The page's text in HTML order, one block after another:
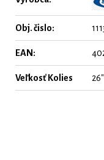
Obj. čislo:
EAN:
Veľkosť Kolies 26"